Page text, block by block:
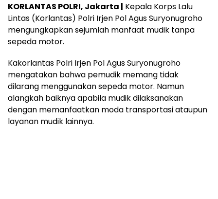
KORLANTAS POLRI, Jakarta | Kepala Korps Lalu
Lintas (Korlantas) Polri Irjen Pol Agus Suryonugroho
mengungkapkan sejumlah manfaat mudik tanpa
sepeda motor.
Kakorlantas Polri Irjen Pol Agus Suryonugroho
mengatakan bahwa pemudik memang tidak
dilarang menggunakan sepeda motor. Namun
alangkah baiknya apabila mudik dilaksanakan
dengan memanfaatkan moda transportasi ataupun
layanan mudik lainnya.